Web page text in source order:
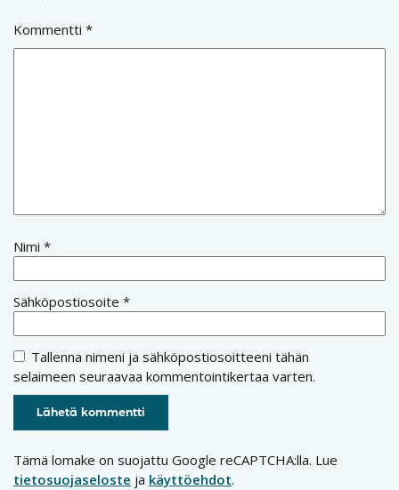
Kommentti *
Nimi *
Sähköpostiosoite *
Tallenna nimeni ja sähköpostiosoitteeni tähän
selaimeen seuraavaa kommentointikertaa varten.
Tämä lomake on suojattu Google reCAPTCHA:lla. Lue
tietosuojaseloste ja käyttöehdot.